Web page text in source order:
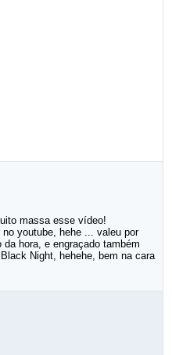
massa esse vídeo!
youtube, hehe ... valeu por
hora, e engraçado também
Night, hehehe, bem na cara